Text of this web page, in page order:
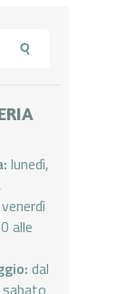
lunedì,
alle
dal
sabato